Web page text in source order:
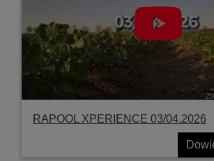
RAPOOL XPERIENCE 03/04.2026